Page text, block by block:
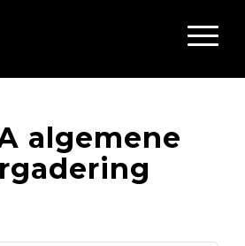
algemene